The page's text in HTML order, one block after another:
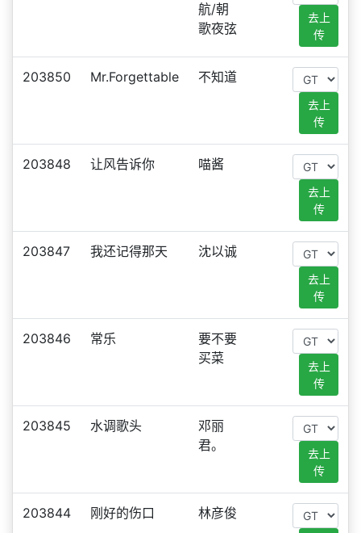
航/朝
歌夜弦
去上
传
203850 Mr.Forgettable 不知道
去上
传
203848 让风告诉你 喵酱
去上
传
203847 我还记得那天 沈以诚
去上
传
203846 常乐
要不要
买菜
去上
传
203845 水调歌头
邓丽
君。
去上
传
203844 刚好的伤口 林彦俊